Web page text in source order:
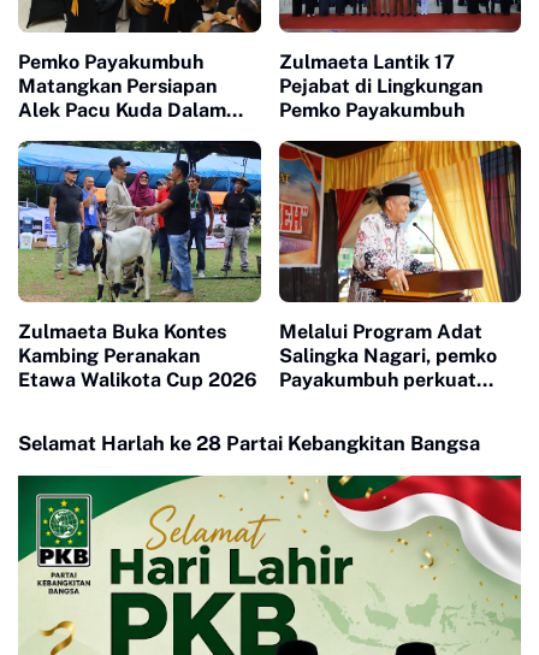
Pemko Payakumbuh
Matangkan Persiapan
Alek Pacu Kuda Dalam
Zulmaeta Lantik 17
Pejabat di Lingkungan
Pemko Payakumbuh
Zulmaeta Buka Kontes
Kambing Peranakan
Etawa Walikota Cup 2026
Melalui Program Adat
Salingka Nagari, pemko
Payakumbuh perkuat
Selamat Harlah ke 28 Partai Kebangkitan Bangsa